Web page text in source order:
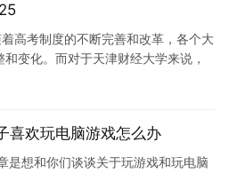
高考制度的不断完善和改革，各个大
变化。而对于天津财经大学来说，
喜欢玩电脑游戏怎么办
是想和你们谈谈关于玩游戏和玩电脑